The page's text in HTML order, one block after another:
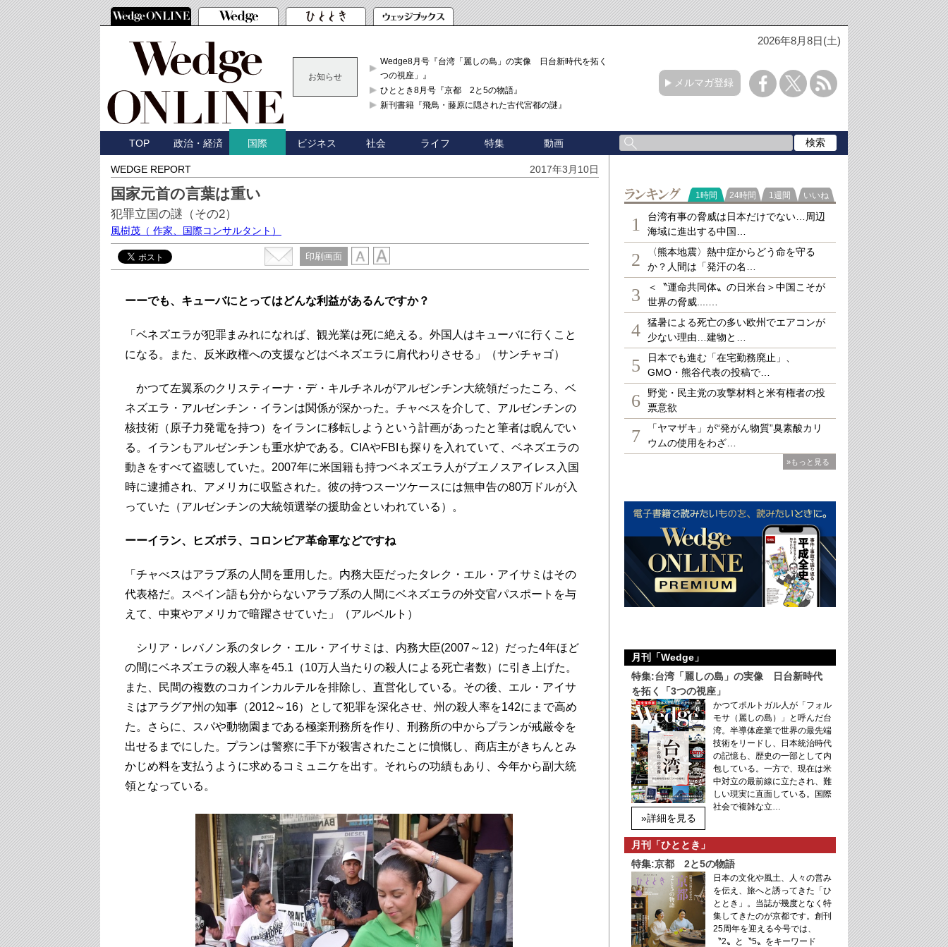
2026年8月8日(土)
お知らせ
Wedge8月号『台湾「麗しの島」の実像 日台新時代を拓く「3
つの視座」』
ひととき8月号『京都 2と5の物語』
新刊書籍『飛鳥・藤原に隠された古代宮都の謎』
メルマガ登録
TOP 政治・経済 国際 ビジネス 社会 ライフ 特集 動画
WEDGE REPORT 2017年3月10日
国家元首の言葉は重い
犯罪立国の謎（その2）
風樹茂 （ 作家、国際コンサルタント）
印刷画面
ーーでも、キューバにとってはどんな利益があるんですか？
「ベネズエラが犯罪まみれになれば、観光業は死に絶える。外国人はキューバに行くこと
になる。また、反米政権への支援などはベネズエラに肩代わりさせる」（サンチャゴ）
かつて左翼系のクリスティーナ・デ・キルチネルがアルゼンチン大統領だったころ、ベ
ネズエラ・アルゼンチン・イランは関係が深かった。チャべスを介して、アルゼンチンの
核技術（原子力発電を持つ）をイランに移転しようという計画があったと筆者は睨んでい
る。イランもアルゼンチンも重水炉である。CIAやFBIも探りを入れていて、ベネズエラの
動きをすべて盗聴していた。2007年に米国籍も持つベネズエラ人がブエノスアイレス入国
時に逮捕され、アメリカに収監された。彼の持つスーツケースには無申告の80万ドルが入
っていた（アルゼンチンの大統領選挙の援助金といわれている）。
ーーイラン、ヒズボラ、コロンビア革命軍などですね
「チャべスはアラブ系の人間を重用した。内務大臣だったタレク・エル・アイサミはその
代表格だ。スペイン語も分からないアラブ系の人間にベネズエラの外交官パスポートを与
えて、中東やアメリカで暗躍させていた」（アルベルト）
シリア・レバノン系のタレク・エル・アイサミは、内務大臣(2007～12）だった4年ほど
の間にベネズエラの殺人率を45.1（10万人当たりの殺人による死亡者数）に引き上げた。
また、民間の複数のコカインカルテルを排除し、直営化している。その後、エル・アイサ
ミはアラグア州の知事（2012～16）として犯罪を深化させ、州の殺人率を142にまで高め
た。さらに、スパや動物園まである極楽刑務所を作り、刑務所の中からプランが戒厳令を
出せるまでにした。プランは警察に手下が殺害されたことに憤慨し、商店主がきちんとみ
かじめ料を支払うように求めるコミュニケを出す。それらの功績もあり、今年から副大統
領となっている。
ランキング
1時間 24時間 1週間 いいね
1
台湾有事の脅威は日本だけでない…周辺
海域に進出する中国…
2
〈熊本地震〉熱中症からどう命を守る
か？人間は「発汗の名…
3
＜〝運命共同体〟の日米台＞中国こそが
世界の脅威....…
4
猛暑による死亡の多い欧州でエアコンが
少ない理由…建物と…
5
日本でも進む「在宅勤務廃止」、
GMO・熊谷代表の投稿で…
6
野党・民主党の攻撃材料と米有権者の投
票意欲
7
「ヤマザキ」が“発がん物質”臭素酸カリ
ウムの使用をわざ…
»もっと見る
月刊「Wedge」
特集:台湾「麗しの島」の実像 日台新時代
を拓く「3つの視座」
»詳細を見る
かつてポルトガル人が「フォル
モサ（麗しの島）」と呼んだ台
湾。半導体産業で世界の最先端
技術をリードし、日本統治時代
の記憶も、歴史の一部として内
包している。一方で、現在は米
中対立の最前線に立たされ、難
しい現実に直面している。国際
社会で複雑な立…
月刊「ひととき」
特集:京都 2と5の物語
日本の文化や風土、人々の営み
を伝え、旅へと誘ってきた「ひ
ととき」。当誌が幾度となく特
集してきたのが京都です。創刊
25周年を迎える今号では、
〝2〟と〝5〟をキーワード